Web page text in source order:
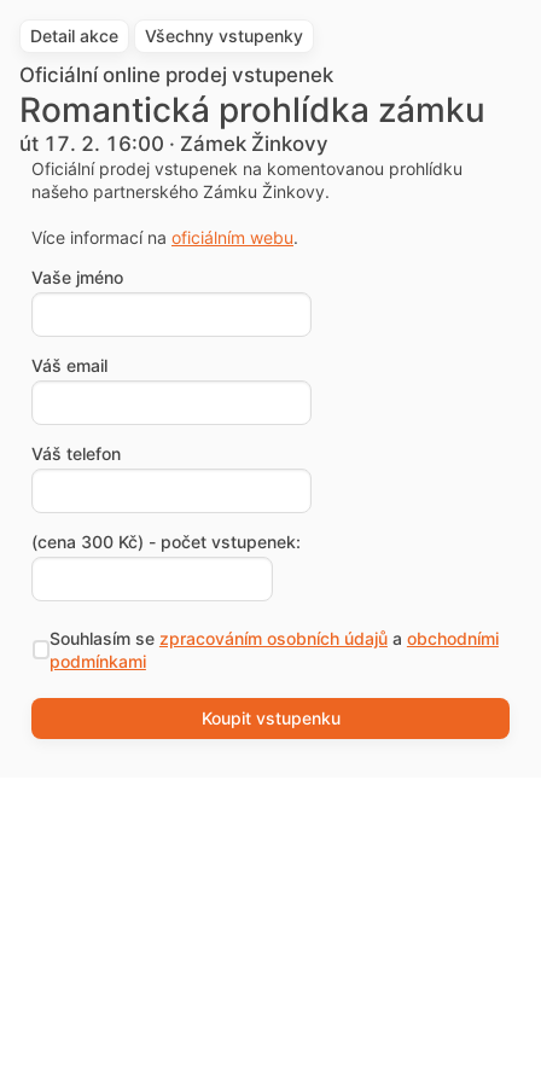
Detail akce Všechny vstupenky
Oficiální online prodej vstupenek
Romantická prohlídka zámku
út 17. 2. 16:00 · Zámek Žinkovy
Oficiální prodej vstupenek na komentovanou prohlídku
našeho partnerského Zámku Žinkovy.
Více informací na oficiálním webu.
Vaše jméno
Váš email
Váš telefon
(cena 300 Kč) - počet vstupenek:
Souhlasím se zpracováním osobních údajůa obchodními
podmínkami
Koupit vstupenku